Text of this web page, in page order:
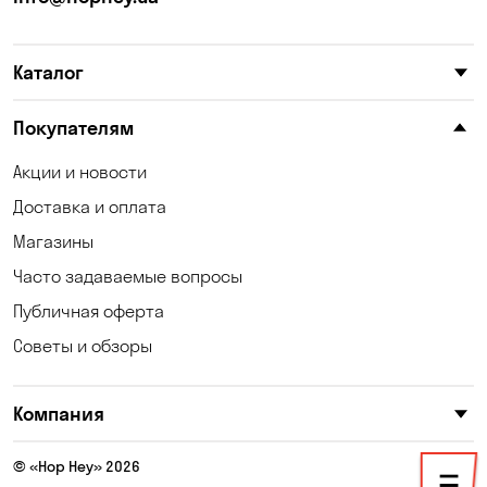
Княжичи
Котовка
Кошары
Кривуши
Крюковщина
Малая Кохновка
Каталог
Покупателям
Акции и новости
Доставка и оплата
Магазины
Часто задаваемые вопросы
Публичная оферта
Советы и обзоры
Компания
© «Hop Hey» 2026